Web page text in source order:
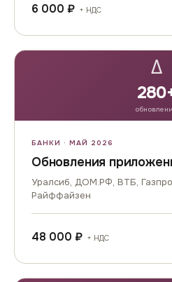
6 000 ₽ + НДС
Δ
БАНКИ · МАЙ 2026
Обновления
Уралсиб, ДОМ.РФ, ВТБ,
Райффайзен
48 000 ₽ + НДС